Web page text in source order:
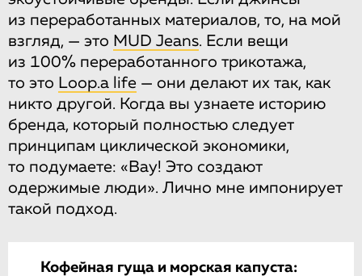
из переработанных материалов, то, на мой
взгляд, — это MUD Jeans. Если вещи
из 100% переработанного трикотажа,
то это Loop.a life — они делают их так, как
никто другой. Когда вы узнаете историю
бренда, который полностью следует
принципам циклической экономики,
то подумаете: «Вау! Это создают
одержимые люди». Лично мне импонирует
такой подход.
Кофейная гуща и морская капуста: